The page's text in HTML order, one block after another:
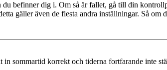
du befinner dig i. Om så är fallet, gå till din
gäller även de flesta andra inställningar. Så om
sommartid korrekt och tiderna fortfarande inte